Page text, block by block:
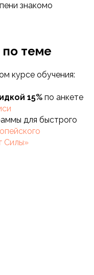
знакомо
теме
курсе обучения:
15% по анкете
для быстрого
Силы»